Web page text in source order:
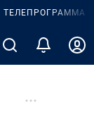
ТЕЛЕПРОГРАММА